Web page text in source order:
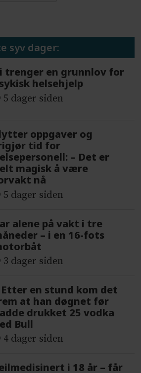
syv dager:
trenger en grunnlov for
helsehjelp
5 dager siden
oppgaver og
tid for
– Det er
magisk å være
nå
5 dager siden
alene på vakt i tre
– i en 16-fots
3 dager siden
Etter en stund kom det
at han døgnet før
drukket 25 vodka
Bull
4 dager siden
i 18 år – får